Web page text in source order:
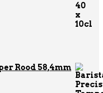
Rood 58,4mm